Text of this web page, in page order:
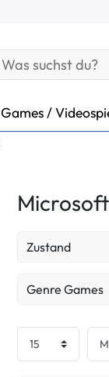
Games /
Zustand
Gebraucht -
Genre Games
Adventures